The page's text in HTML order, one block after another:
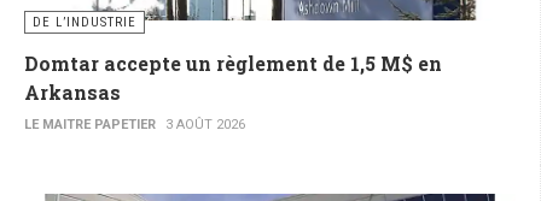
DE L’INDUSTRIE
Domtar accepte un règlement de 1,5 M$ en
Arkansas
LE MAITRE PAPETIER 3 AOÛT 2026